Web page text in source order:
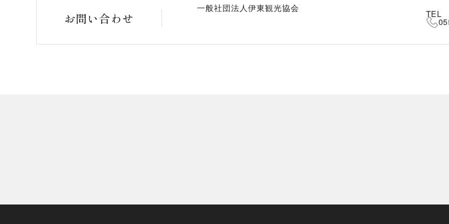
お問い合わせ
一般社団法人伊東観光協会
TEL